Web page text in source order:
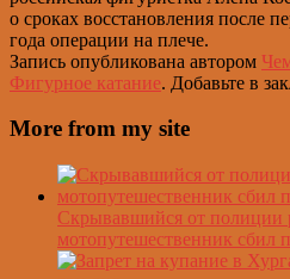
о сроках восстановления после
года операции на плече.
Запись опубликована автором
Фигурное катание. Добавьте в
More from my site
Скрывавшийся от полиции
мотопутешественник сбил